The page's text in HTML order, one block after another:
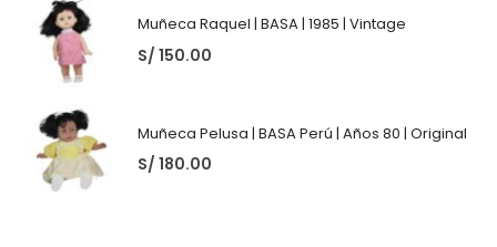
Muñeca Raquel | BASA | 1985 | Vintage
S/ 150.00
Muñeca Pelusa | BASA Perú | Años 80 | Original
S/ 180.00